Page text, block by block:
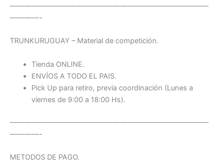
———————————————————————————
————-
TRUNKURUGUAY – Material de competición.
Tienda ONLINE.
ENVÍOS A TODO EL PAIS.
Pick Up para retiro, previa coordinación (Lunes a
viernes de 9:00 a 18:00 Hs).
———————————————————————————
————-
METODOS DE PAGO.